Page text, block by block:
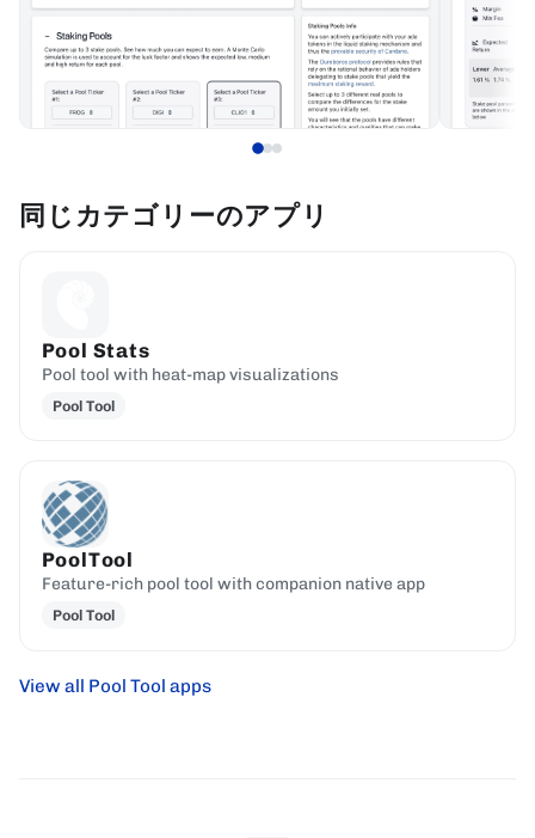
同じカテゴリーのアプリ
Pool Stats
Pool tool with heat-map visualizations
Pool Tool
PoolTool
Feature-rich pool tool with companion native app
Pool Tool
View all Pool Tool apps